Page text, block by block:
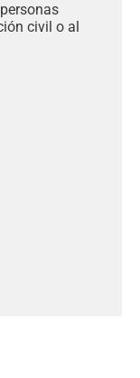
civil o al